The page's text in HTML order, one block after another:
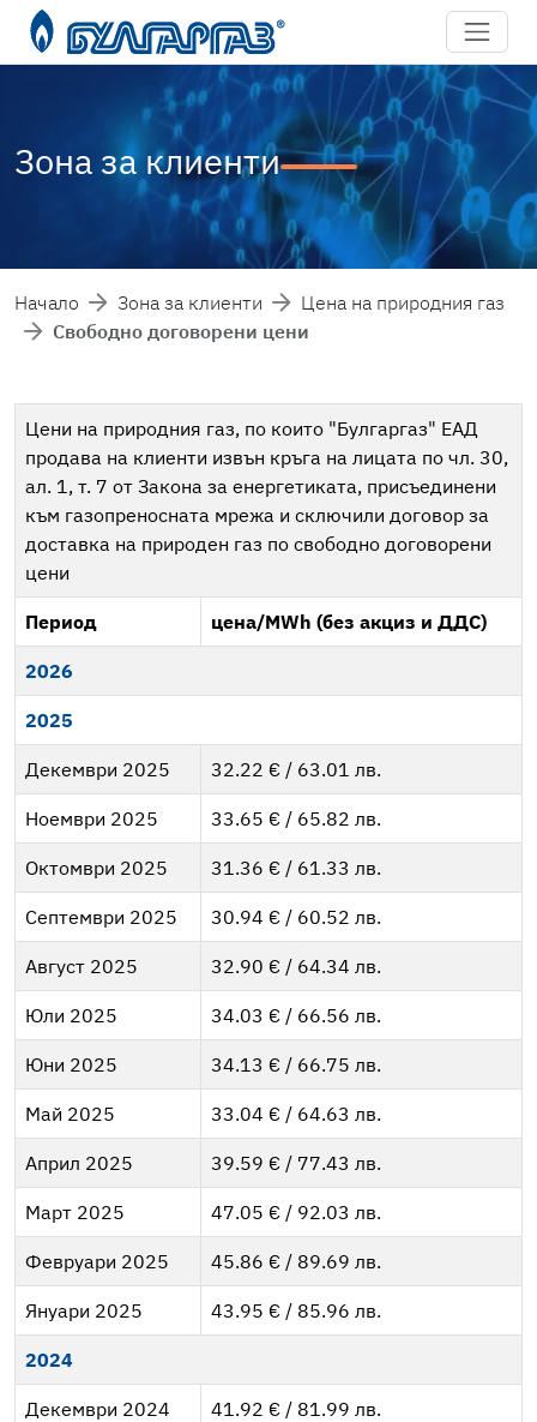
Зона за клиенти
Начало Зона за клиенти
Цена на природния газ
Свободно договорени цени
Цени на природния газ, по които "Булгаргаз" ЕАД
продава на клиенти извън кръга на лицата по чл. 30,
ал. 1, т. 7 от Закона за енергетиката, присъединени
към газопреносната мрежа и сключили договор за
доставка на природен газ по свободно договорени
цени
Период цена/MWh (без акциз и ДДС)
2026
2025
Декември 2025 32.22 € / 63.01 лв.
Ноември 2025 33.65 € / 65.82 лв.
Октомври 2025 31.36 € / 61.33 лв.
Септември 2025 30.94 € / 60.52 лв.
Август 2025 32.90 € / 64.34 лв.
Юли 2025 34.03 € / 66.56 лв.
Юни 2025 34.13 € / 66.75 лв.
Май 2025 33.04 € / 64.63 лв.
Април 2025 39.59 € / 77.43 лв.
Март 2025 47.05 € / 92.03 лв.
Февруари 2025 45.86 € / 89.69 лв.
Януари 2025 43.95 € / 85.96 лв.
2024
Декември 2024 41.92 € / 81.99 лв.